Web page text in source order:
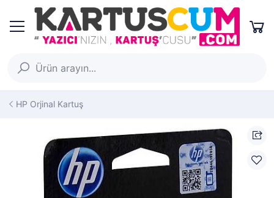
HP Orjinal Kartuş